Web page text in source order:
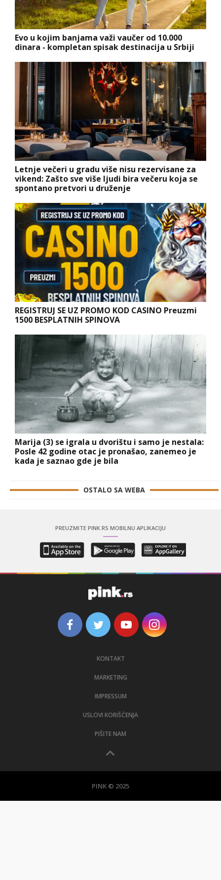
Evo u kojim banjama važi vaučer od 10.000
dinara - kompletan spisak destinacija u Srbiji
Letnje večeri u gradu više nisu rezervisane za
vikend: Zašto sve više ljudi bira večeru koja se
spontano pretvori u druženje
REGISTRUJ SE UZ PROMO KOD CASINO Preuzmi
1500 BESPLATNIH SPINOVA
Marija (3) se igrala u dvorištu i samo je nestala:
Posle 42 godine otac je pronašao, zanemeo je
kada je saznao gde je bila
OSTALO SA WEBA
PREUZMITE PINK.RS MOBILNU APLIKACIJU
KONTAKT
MARKETING
IMPRESSUM
USLOVI KORIŠĆENJA
PIŠITE NAM
PINK © 2025